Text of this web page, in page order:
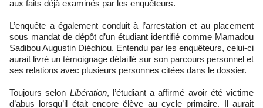
aux faits déjà examinés par les enquêteurs.
L’enquête a également conduit à l’arrestation et au placement
sous mandat de dépôt d’un étudiant identifié comme Mamadou
Sadibou Augustin Diédhiou. Entendu par les enquêteurs, celui-ci
aurait livré un témoignage détaillé sur son parcours personnel et
ses relations avec plusieurs personnes citées dans le dossier.
Toujours selon Libération, l’étudiant a affirmé avoir été victime
d’abus lorsqu’il était encore élève au cycle primaire. Il aurait